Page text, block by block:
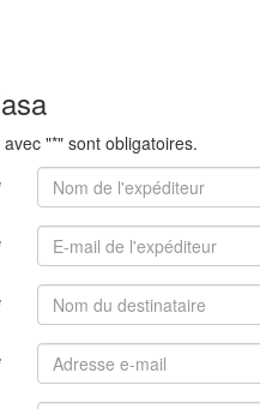
"*" sont obligatoires.